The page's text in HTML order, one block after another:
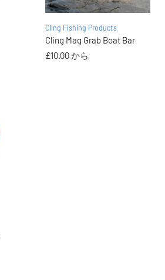
Cling Fishing Products
Cling Mag Grab Boat Bar
£10.00から